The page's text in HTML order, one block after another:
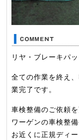
リヤ・ブレーキパ
全ての作業を終え
業完了です。
車検整備のご依頼
ワーゲンの車検整
お近くに正規ディ